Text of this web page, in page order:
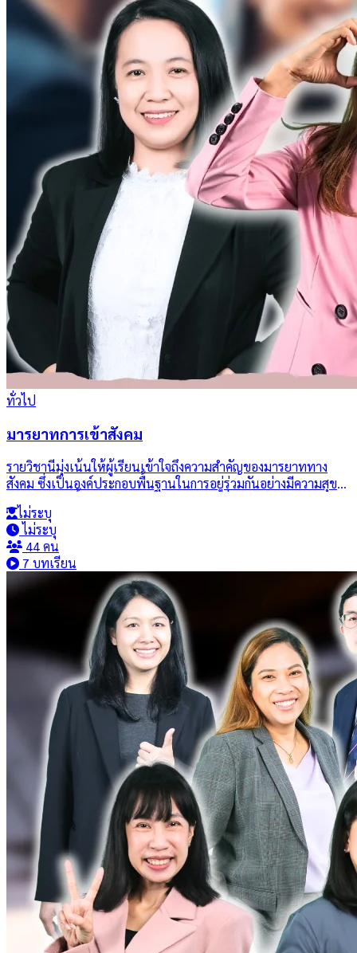
ทั่วไป
มารยาทการเข้าสังคม
รายวิชานี้มุ่งเน้นให้ผู้เรียนเข้าใจถึงความสำคัญของมารยาททาง
สังคม ซึ่งเป็นองค์ประกอบพื้นฐานในการอยู่ร่วมกันอย่างมีความสุข
พฤติกรรมทางสังคมที่เหมาะสม การสื่อสารที่สุภาพ รวมถึง
วัฒนธรรมและธรรมเนียมปฏิบัติเกี่ยวกับมารยาทในระดับท้องถิ่น
และระดับสากล ผู้เรียนจะได้รับการฝึกฝนเพื่อสามารถนำมารยาทที่
เหมาะสมไปปรับใช้ในชีวิตจริง ทั้งในด้านสังคมทั่วไป การทำงาน
และในระดับนานาชาติ
ไม่ระบุ
ไม่ระบุ
44 คน
7 บทเรียน